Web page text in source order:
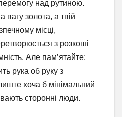
над рутиною.
вагу золота, а твій
місці,
з розкоші
Але пам’ятайте:
рука об руку з
хоча б мінімальний
сторонні люди.